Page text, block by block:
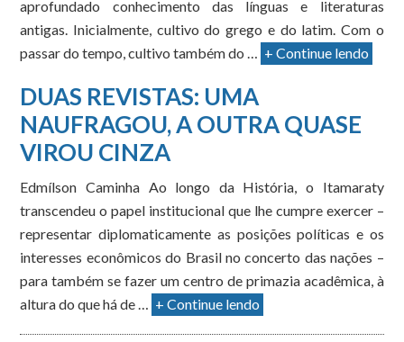
aprofundado conhecimento das línguas e literaturas
antigas. Inicialmente, cultivo do grego e do latim. Com o
passar do tempo, cultivo também do … + Continue lendo
DUAS REVISTAS: UMA
NAUFRAGOU, A OUTRA QUASE
VIROU CINZA
Edmílson Caminha Ao longo da História, o Itamaraty
transcendeu o papel institucional que lhe cumpre exercer –
representar diplomaticamente as posições políticas e os
interesses econômicos do Brasil no concerto das nações –
para também se fazer um centro de primazia acadêmica, à
altura do que há de … + Continue lendo